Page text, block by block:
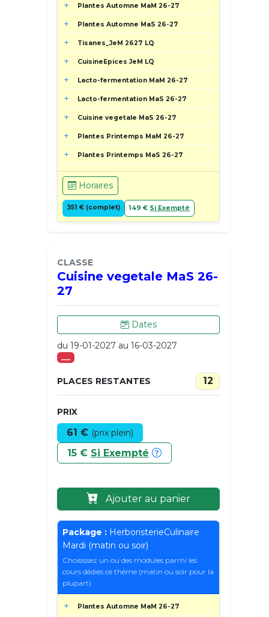
Plantes Automne MaM 26-27
Plantes Automne MaS 26-27
Tisanes_JeM 2627 LQ
CuisineEpices JeM LQ
Lacto-fermentation MaM 26-27
Lacto-fermentation MaS 26-27
Cuisine vegetale MaS 26-27
Plantes Printemps MaM 26-27
Plantes Printemps MaS 26-27
Horaires
351 € (complet) 149 € Si Exempté
CLASSE
Cuisine vegetale MaS 26-
27
Dates
du 19-01-2027 au 16-03-2027
___
PLACES RESTANTES 12
PRIX
61 € (prix plein)
15 € Si Exempté
Ajouter au panier
Package : HerboristerieCulinaire
Mardi (matin ou soir)
Choisissez un ou des modules parmi les
cours dédiés ce thème (matin ou soir pour la
plupart)
Plantes Automne MaM 26-27